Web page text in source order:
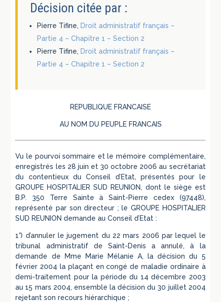
Décision citée par :
Pierre Tifine,Droit administratif français –
Partie 4 – Chapitre 1 – Section 2
Pierre Tifine,Droit administratif français –
Partie 4 – Chapitre 1 – Section 2
REPUBLIQUE FRANCAISE
AU NOM DU PEUPLE FRANCAIS
Vu le pourvoi sommaire et le mémoire complémentaire,
enregistrés les 28 juin et 30 octobre 2006 au secrétariat
du contentieux du Conseil d’Etat, présentés pour le
GROUPE HOSPITALIER SUD REUNION, dont le siège est
B.P. 350 Terre Sainte à Saint-Pierre cedex (97448),
représenté par son directeur ; le GROUPE HOSPITALIER
SUD REUNION demande au Conseil d’Etat :
1°) d’annuler le jugement du 22 mars 2006 par lequel le
tribunal administratif de Saint-Denis a annulé, à la
demande de Mme Marie Mélanie A, la décision du 5
février 2004 la plaçant en congé de maladie ordinaire à
demi-traitement pour la période du 14 décembre 2003
au 15 mars 2004, ensemble la décision du 30 juillet 2004
rejetant son recours hiérarchique ;